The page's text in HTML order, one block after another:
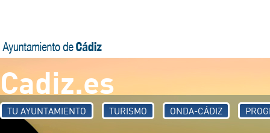
Cadiz.es
TU AYUNTAMIENTO TURISMO ONDA-CÁDIZ